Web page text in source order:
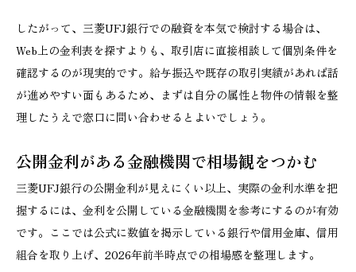
したがって、三菱UFJ銀行での融資を本気で検討する場合は、
Web上の金利表を探すよりも、取引店に直接相談して個別条件を
確認するのが現実的です。給与振込や既存の取引実績があれば話
が進めやすい面もあるため、まずは自分の属性と物件の情報を整
理したうえで窓口に問い合わせるとよいでしょう。
公開金利がある金融機関で相場観をつかむ
三菱UFJ銀行の公開金利が見えにくい以上、実際の金利水準を把
握するには、金利を公開している金融機関を参考にするのが有効
です。ここでは公式に数値を掲示している銀行や信用金庫、信用
組合を取り上げ、2026年前半時点での相場感を整理します。